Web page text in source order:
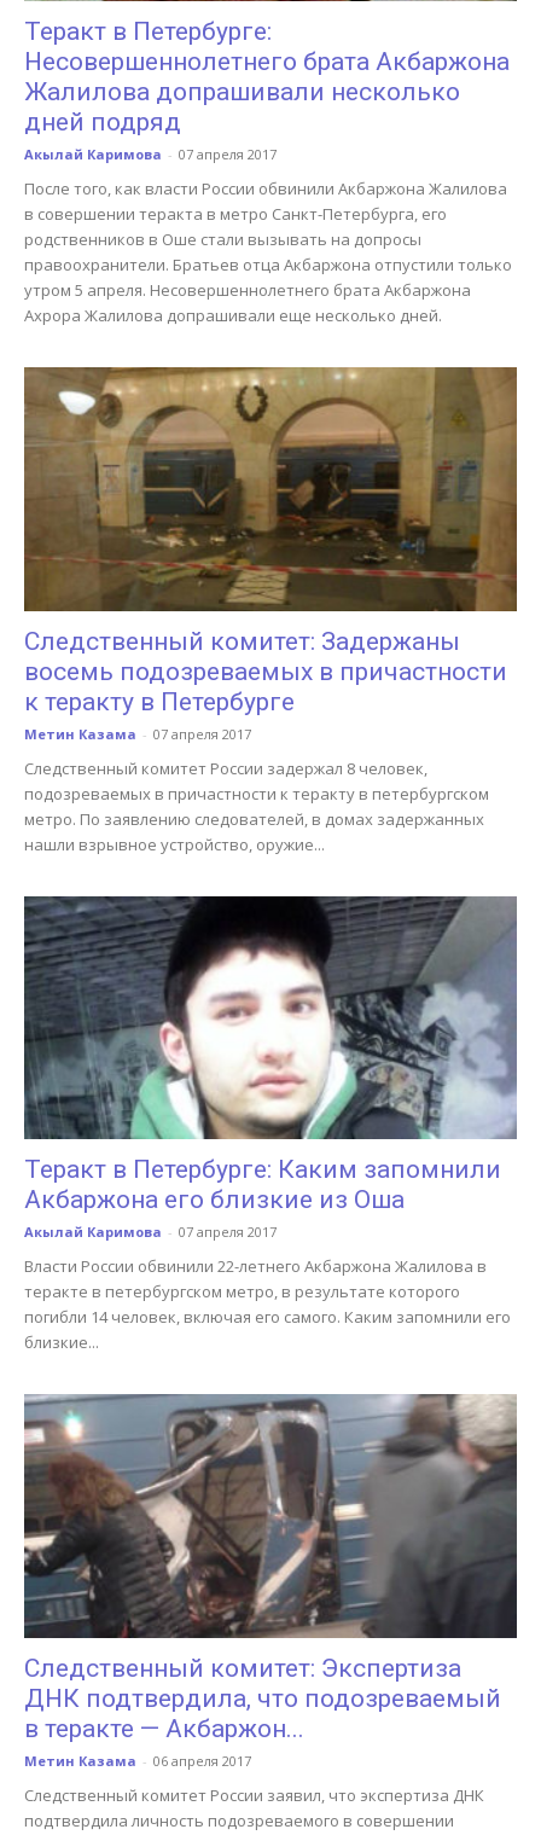
Теракт в Петербурге:
Несовершеннолетнего брата Акбаржона
Жалилова допрашивали несколько
дней подряд
Акылай Каримова - 07 апреля 2017
После того, как власти России обвинили Акбаржона Жалилова
в совершении теракта в метро Санкт-Петербурга, его
родственников в Оше стали вызывать на допросы
правоохранители. Братьев отца Акбаржона отпустили только
утром 5 апреля. Несовершеннолетнего брата Акбаржона
Ахрора Жалилова допрашивали еще несколько дней.
Следственный комитет: Задержаны
восемь подозреваемых в причастности
к теракту в Петербурге
Метин Казама - 07 апреля 2017
Следственный комитет России задержал 8 человек,
подозреваемых в причастности к теракту в петербургском
метро. По заявлению следователей, в домах задержанных
нашли взрывное устройство, оружие...
Теракт в Петербурге: Каким запомнили
Акбаржона его близкие из Оша
Акылай Каримова - 07 апреля 2017
Власти России обвинили 22-летнего Акбаржона Жалилова в
теракте в петербургском метро, в результате которого
погибли 14 человек, включая его самого. Каким запомнили его
близкие...
Следственный комитет: Экспертиза
ДНК подтвердила, что подозреваемый
в теракте — Акбаржон...
Метин Казама - 06 апреля 2017
Следственный комитет России заявил, что экспертиза ДНК
подтвердила личность подозреваемого в совершении